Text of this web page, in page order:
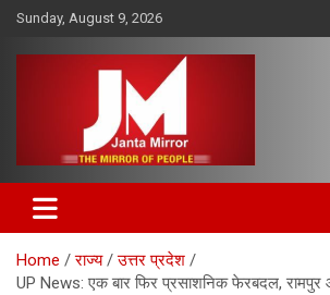
Skip
content
Sunday, August 9, 2026
Janta Mirror
Home राज्य
उत्तर प्रदेश
UP News: एक बार फिर प्रसाशनिक फेरबदल,